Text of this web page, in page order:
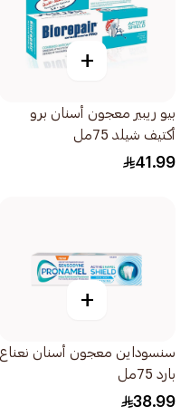
+
بيو ريبير معجون أسنان برو
أكتيف شيلد 75مل
41.99
+
سنسوداين معجون أسنان نعناع
بارد 75مل
38.99